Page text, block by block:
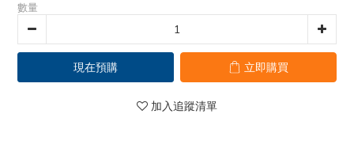
數量
現在預購 立即購買
加入追蹤清單